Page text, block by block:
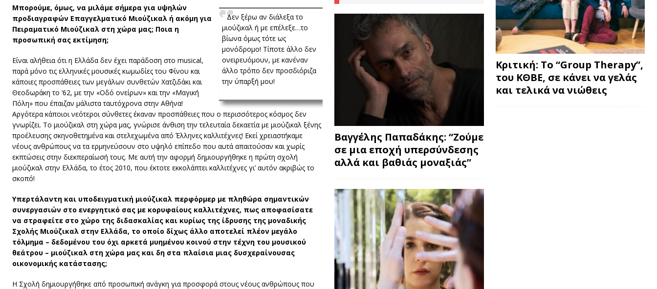
Δεν ξέρω αν διάλεξα το
μιούζικαλ ή με επέλεξε…το
βίωνα όμως τότε ως
μονόδρομο! Τίποτε άλλο δεν
ονειρευόμουν, με κανέναν
άλλο τρόπο δεν προσδιόριζα
την ύπαρξή μου!
Μπορούμε, όμως, να μιλάμε σήμερα για υψηλών
προδιαγραφών Επαγγελματικό Μιούζικαλ ή ακόμη για
Πειραματικό Μιούζικαλ στη χώρα μας; Ποια η
προσωπική σας εκτίμηση;
Είναι αλήθεια ότι η Ελλάδα δεν έχει παράδοση στο musical,
παρά μόνο τις ελληνικές μουσικές κωμωδίες του Φίνου και
κάποιες προσπάθειες των μεγάλων συνθετών Χατζιδάκι και
Θεοδωράκη το ‘62, με την «Οδό ονείρων» και την «Μαγική
Πόλη» που έπαιζαν μάλιστα ταυτόχρονα στην Αθήνα!
Αργότερα κάποιοι νεότεροι σύνθετες έκαναν προσπάθειες που ο περισσότερος κόσμος δεν
γνωρίζει. Το μιούζικαλ στη χώρα μας, γνώρισε άνθιση την τελευταία δεκαετία με μιούζικαλ ξένης
προέλευσης σκηνοθετημένα και στελεχωμένα από Έλληνες καλλιτέχνες! Εκεί χρειαστήκαμε
νέους ανθρώπους να τα ερμηνεύσουν στο υψηλό επίπεδο που αυτά απαιτούσαν και χωρίς
εκπτώσεις στην διεκπεραίωσή τους. Με αυτή την αφορμή δημιουργήθηκε η πρώτη σχολή
μιούζικαλ στην Ελλάδα, το έτος 2010, που έκτοτε εκκολάπτει καλλιτέχνες γι’ αυτόν ακριβώς το
σκοπό!
Υπερτάλαντη και υποδειγματική μιούζικαλ περφόρμερ με πληθώρα σημαντικών
συνεργασιών στο ενεργητικό σας με κορυφαίους καλλιτέχνες, πως αποφασίσατε
να στραφείτε στο χώρο της διδασκαλίας και κυρίως της ίδρυσης της μοναδικής
Σχολής Μιούζικαλ στην Ελλάδα, το οποίο δίχως άλλο αποτελεί πλέον μεγάλο
τόλμημα – δεδομένου του όχι αρκετά μυημένου κοινού στην τέχνη του μουσικού
θεάτρου – μιούζικαλ στη χώρα μας και δη στα πλαίσια μιας δυσχεραίνουσας
οικονομικής κατάστασης;
Η Σχολή δημιουργήθηκε από προσωπική ανάγκη για προσφορά στους νέους ανθρώπους που
Βαγγέλης Παπαδάκης: “Ζούμε
σε μια εποχή υπερσύνδεσης
αλλά και βαθιάς μοναξιάς”
Κριτική: Το “Group Therapy”,
του ΚΘΒΕ, σε κάνει να γελάς
και τελικά να νιώθεις